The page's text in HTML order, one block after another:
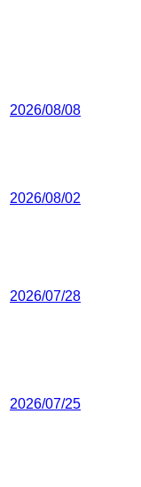
2026/08/08
2026/08/02
2026/07/28
2026/07/25